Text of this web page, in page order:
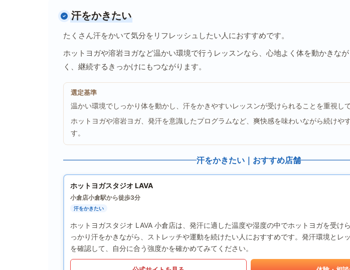
汗をかきたい
たくさん汗をかいて気分をリフレッシュしたい人におすすめです。
ホットヨガや溶岩ヨガなど温かい環境で行うレッスンなら、心地よく体を動かきな
く、継続するきっかけにもつながります。
選定基準
温かい環境でしっかり体を動かし、汗をかきやすいレッスンが受けられることを重視して
ホットヨガや溶岩ヨガ、発汗を意識したプログラムなど、爽快感を味わいながら続けや
す。
汗をかきたい｜おすすめ店舗
ホットヨガスタジオ LAVA
小倉店小倉駅から徒歩3分
汗をかきたい
ホットヨガスタジオ LAVA 小倉店は、発汗に適した温度や湿度の中でホットヨガを受け
っかり汗をかきながら、ストレッチや運動を続けたい人におすすめです。発汗環境とレ
を確認して、自分に合う強度かを確かめてみてください。